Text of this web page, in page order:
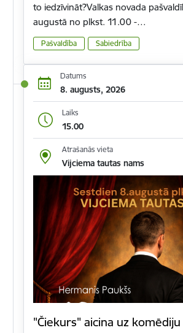
to iedzīvināt?Valkas novada
augustā no plkst. 11.00 -…
Pašvaldība Sabiedrība
Datums
8. augusts, 2026
Laiks
15.00
Atrašanās vieta
Vijciema tautas nams
"Čiekurs" aicina uz